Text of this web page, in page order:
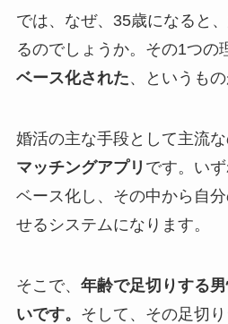
では、なぜ、35歳になると
るのでしょうか。その1つの
ベース化された、というもの
婚活の主な手段として主流な
マッチングアプリ です。い
ベース化し、その中から自
せるシステムになります。
そこで、 年齢で足切りする
いです。 そして、その足切